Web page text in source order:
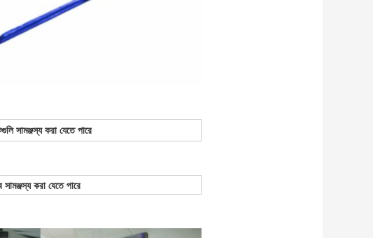
সামঞ্জস্য করা যেতে পারে
করা যেতে পারে